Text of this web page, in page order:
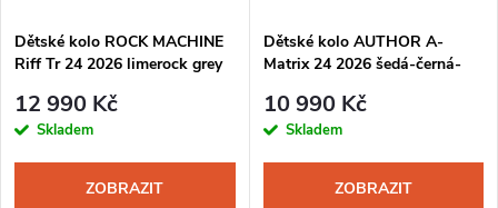
p
r
o
s
p
r
Dětské kolo ROCK MACHINE
Riff Tr 24 2026 limerock grey
12 990 Kč
Skladem
ZOBRAZIT
Dětské kolo AUTHOR A-
Matrix 24 2026 šedá-černá-
10 990 Kč
Skladem
ZOBRAZIT